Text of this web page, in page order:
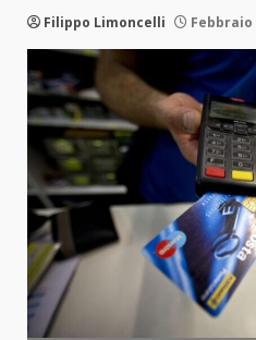
Filippo Limoncelli Febbraio